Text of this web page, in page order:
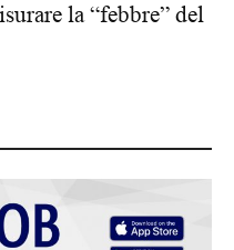
la “febbre” del